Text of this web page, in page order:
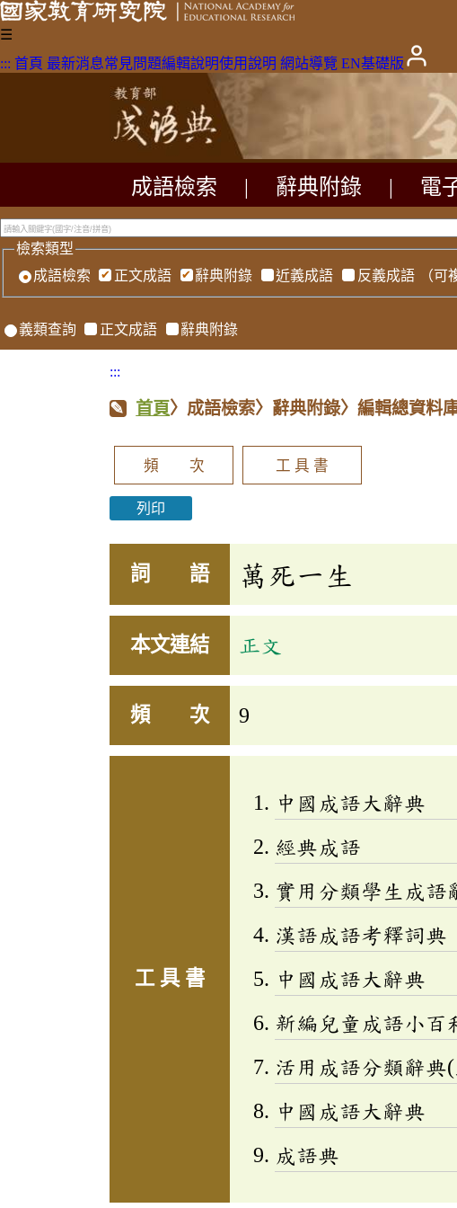
☰
::: 首頁 最新消息常見問題編輯說明使用說明 網站導覽 EN基礎版
成語檢索 辭典附錄 電
檢索類型
成語檢索
正文成語 辭典附錄 近義成語 反義成語 （可
義類查詢 正文成語 辭典附錄
:::
首頁〉成語檢索〉辭典附錄〉編輯總資料庫
頻 次 工 具 書
列印
詞 語 萬死一生
本文連結 正文
頻 次 9
工 具 書
中國成語大辭典
經典成語
實用分類學生成語
漢語成語考釋詞典
中國成語大辭典
新編兒童成語小百
活用成語分類辭典
中國成語大辭典
成語典